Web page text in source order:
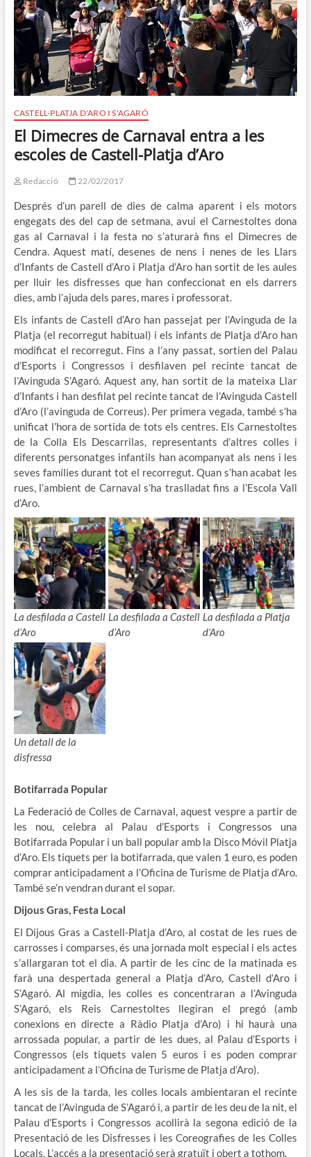
CASTELL-PLATJA D'ARO I S'AGARÓ
El Dimecres de Carnaval entra a les
escoles de Castell-Platja d’Aro
Redacció 22/02/2017
Després d’un parell de dies de calma aparent i els motors
engegats des del cap de setmana, avui el Carnestoltes dona
gas al Carnaval i la festa no s’aturarà fins el Dimecres de
Cendra. Aquest matí, desenes de nens i nenes de les Llars
d’Infants de Castell d’Aro i Platja d’Aro han sortit de les aules
per lluir les disfresses que han confeccionat en els darrers
dies, amb l’ajuda dels pares, mares i professorat.
Els infants de Castell d’Aro han passejat per l’Avinguda de la
Platja (el recorregut habitual) i els infants de Platja d’Aro han
modificat el recorregut. Fins a l’any passat, sortien del Palau
d’Esports i Congressos i desfilaven pel recinte tancat de
l’Avinguda S’Agaró. Aquest any, han sortit de la mateixa Llar
d’Infants i han desfilat pel recinte tancat de l’Avinguda Castell
d’Aro (l’avinguda de Correus). Per primera vegada, també s’ha
unificat l’hora de sortida de tots els centres. Els Carnestoltes
de la Colla Els Descarrilas, representants d’altres colles i
diferents personatges infantils han acompanyat als nens i les
seves famílies durant tot el recorregut. Quan s’han acabat les
rues, l’ambient de Carnaval s’ha traslladat fins a l’Escola Vall
d’Aro.
La desfilada a Castell
d’Aro
La desfilada a Castell
d’Aro
La desfilada a Platja
d’Aro
Un detall de la
disfressa
Botifarrada Popular
La Federació de Colles de Carnaval, aquest vespre a partir de
les nou, celebra al Palau d’Esports i Congressos una
Botifarrada Popular i un ball popular amb la Disco Móvil Platja
d’Aro. Els tiquets per la botifarrada, que valen 1 euro, es poden
comprar anticipadament a l’Oficina de Turisme de Platja d’Aro.
També se’n vendran durant el sopar.
Dijous Gras, Festa Local
El Dijous Gras a Castell-Platja d’Aro, al costat de les rues de
carrosses i comparses, és una jornada molt especial i els actes
s’allargaran tot el dia. A partir de les cinc de la matinada es
farà una despertada general a Platja d’Aro, Castell d’Aro i
S’Agaró. Al migdia, les colles es concentraran a l’Avinguda
S’Agaró, els Reis Carnestoltes llegiran el pregó (amb
conexions en directe a Ràdio Platja d’Aro) i hi haurà una
arrossada popular, a partir de les dues, al Palau d’Esports i
Congressos (els tiquets valen 5 euros i es poden comprar
anticipadament a l’Oficina de Turisme de Platja d’Aro).
A les sis de la tarda, les colles locals ambientaran el recinte
tancat de l’Avinguda de S’Agaró i, a partir de les deu de la nit, el
Palau d’Esports i Congressos acollirà la segona edició de la
Presentació de les Disfresses i les Coreografies de les Colles
Locals. L’accés a la presentació serà gratuït i obert a tothom.